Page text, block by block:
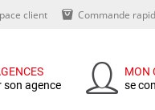
client Commande
son agence
MON
se